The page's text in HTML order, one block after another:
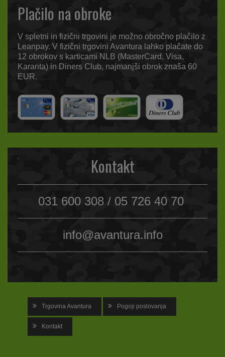
Plačilo na obroke
V spletni in fizični trgovini je možno obročno plačilo z
Leanpay. V fizični trgovini Avantura lahko plačate do
12 obrokov s karticami NLB (MasterCard, Visa,
Karanta) in Diners Club, najmanjši obrok znaša 60
EUR.
Kontakt
031 600 308 / 05 726 40 70
info@avantura.info
Trgovina Avantura Pogoji poslovanja
Kontakt